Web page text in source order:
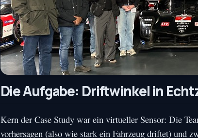
Die Aufgabe: Driftwinkel in
Kern der Case Study war ein virtueller Sensor: Die
vorhersagen (also wie stark ein Fahrzeug driftet) und